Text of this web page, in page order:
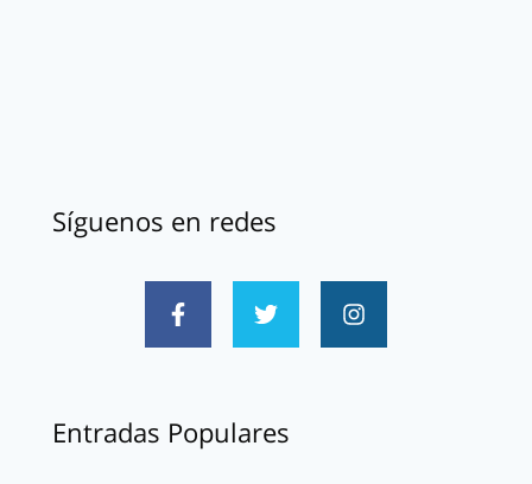
Síguenos en redes
Entradas Populares